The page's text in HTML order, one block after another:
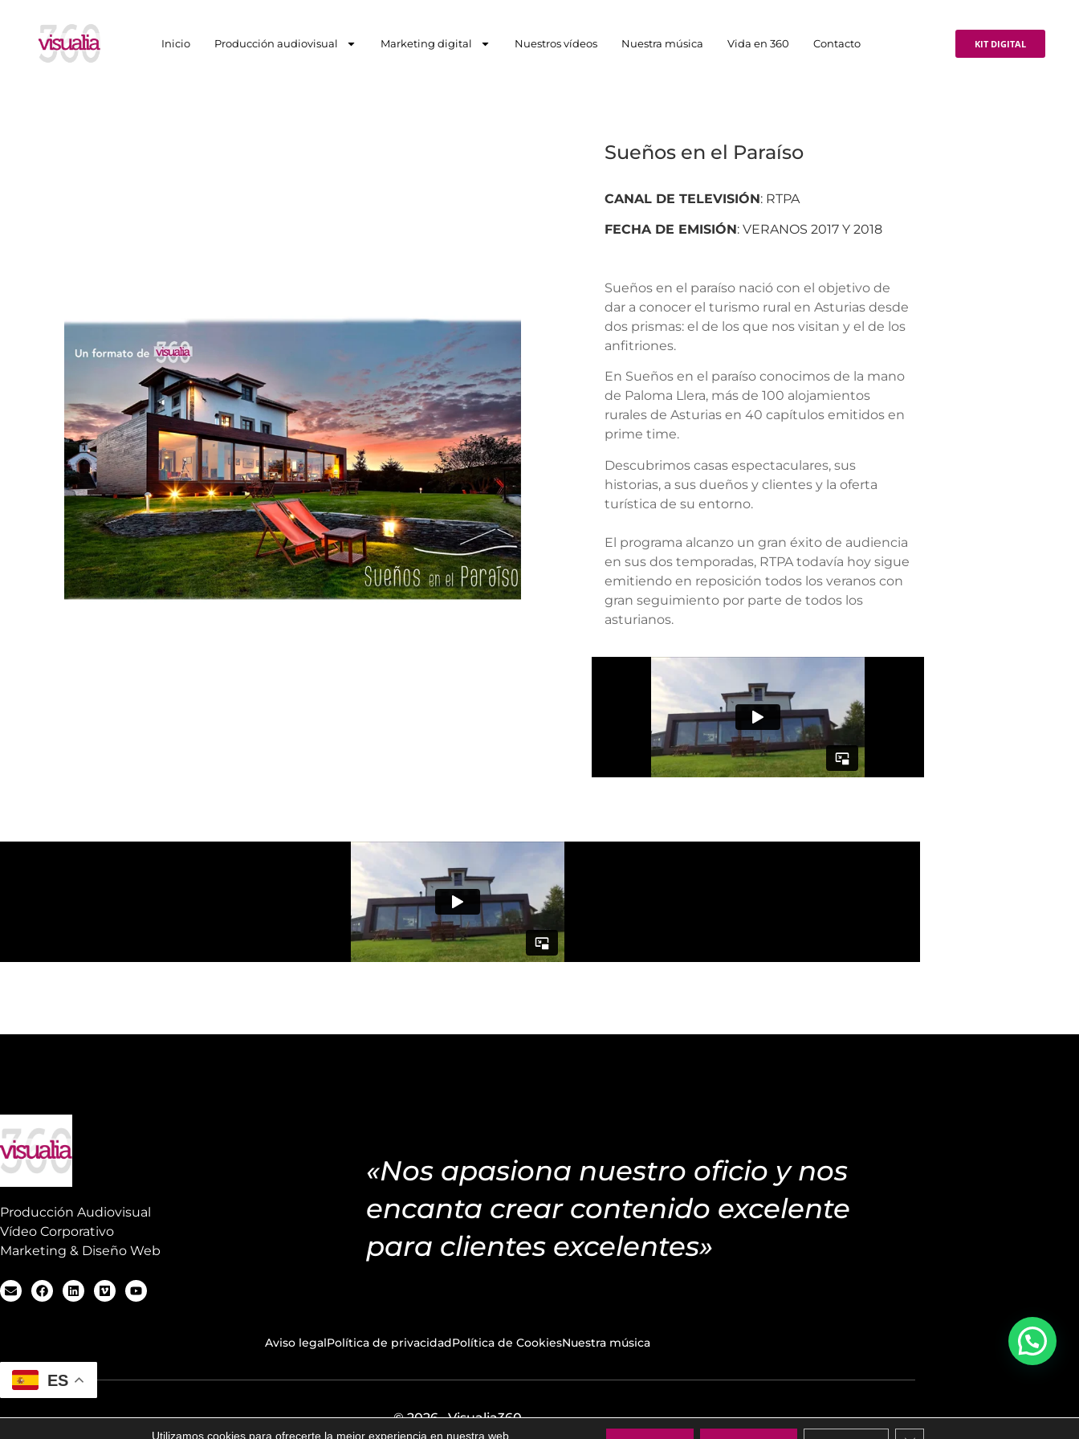
Inicio Producción audiovisual Marketing digital Nuestros vídeos Nuestra música Vida en 360 Contacto KIT DIGITAL
Sueños en el Paraíso
CANAL DE TELEVISIÓN: RTPA
FECHA DE EMISIÓN: VERANOS 2017 Y 2018
Sueños en el paraíso nació con el objetivo de
dar a conocer el turismo rural en Asturias desde
dos prismas: el de los que nos visitan y el de los
anfitriones.
En Sueños en el paraíso conocimos de la mano
de Paloma Llera, más de 100 alojamientos
rurales de Asturias en 40 capítulos emitidos en
prime time.
Descubrimos casas espectaculares, sus
historias, a sus dueños y clientes y la oferta
turística de su entorno.
El programa alcanzo un gran éxito de audiencia
en sus dos temporadas, RTPA todavía hoy sigue
emitiendo en reposición todos los veranos con
gran seguimiento por parte de todos los
asturianos.
ES
Producción Audiovisual
Vídeo Corporativo
Marketing & Diseño Web
«Nos apasiona nuestro oficio y nos
encanta crear contenido excelente
para clientes excelentes»
Aviso legalPolítica de privacidadPolítica de CookiesNuestra música
© 2026 · Visualia360
Utilizamos cookies para ofrecerte la mejor experiencia en nuestra web.